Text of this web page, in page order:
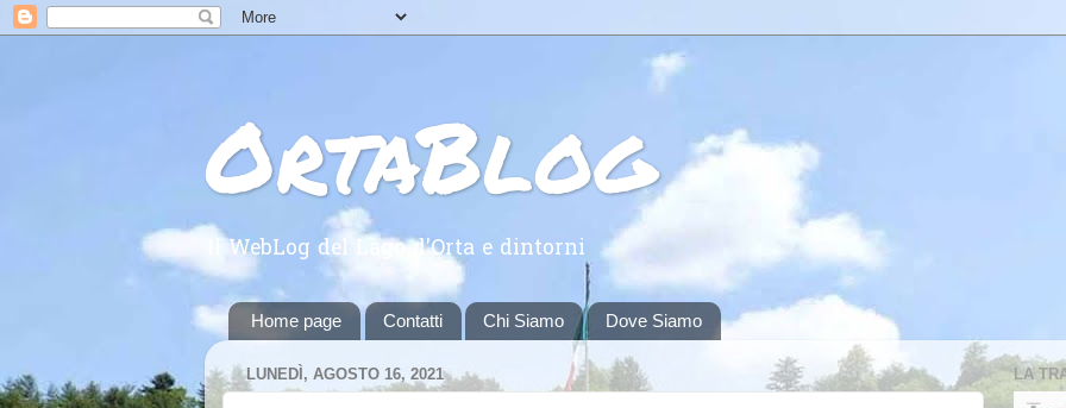
OrtaBlog
Il WebLog del Lago d'Orta e dintorni
Home page Contatti Chi Siamo Dove Siamo
LUNEDÌ, AGOSTO 16, 2021 LA